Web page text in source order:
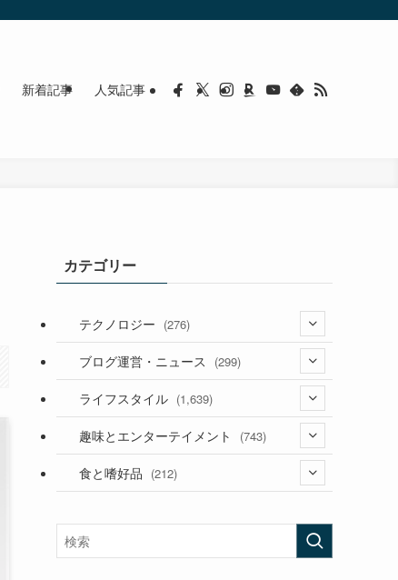
新着記事 人気記事
カテゴリー
テクノロジー (276)
(36)
(187)
(53)
ブログ運営・ニュース (299)
(118)
(181)
ライフスタイル (1,639)
(394)
(282)
趣味とエンターテイメント (743)
(56)
(473)
食と嗜好品 (212)